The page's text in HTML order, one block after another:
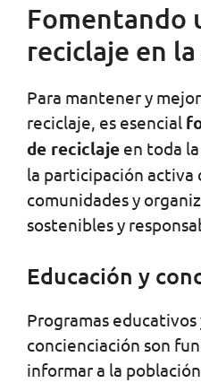
Fomentando
reciclaje en
Para mantener y
reciclaje, es esencial
de reciclaje en toda
la participación activa
comunidades y
sostenibles y
Educación y
Programas educativos
concienciación son
informar a la